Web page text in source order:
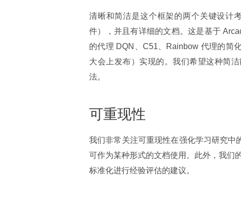
清晰和简洁是这个框架的两个关键设计
件），并且有详细的文档。这是基于
的代理 DQN、C51、Rainbow 代理的简
大会上发布）实现的。我们希望这种简
法。
可重现性
我们非常关注可重现性在强化学习研究
可作为某种形式的文档使用。此外，我们
标准化进行经验评估的建议。